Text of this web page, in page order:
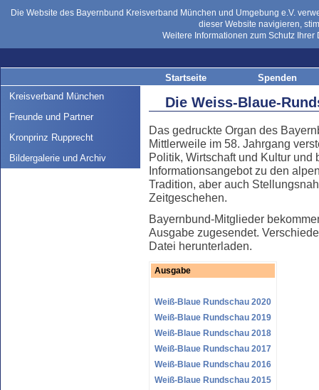
Die Website des Bayernbund Kreisverband München und Umgebung e.V.
dieser Website navigieren,
Weitere Informationen zum Schutz
Startseite
Spenden
Kreisverband München
Freunde und Partner
Kronprinz Rupprecht
Bildergalerie und Archiv
Die Weiss-Blaue-
Das gedruckte Organ des
Mittlerweile im 58. Jahrgang
Politik, Wirtschaft und Kultur und
Informationsangebot zu den
Tradition, aber auch
Zeitgeschehen.
Bayernbund-Mitglieder
Ausgabe zugesendet.
Datei herunterladen.
Ausgabe
Weiß-Blaue Rundschau 2020
Weiß-Blaue Rundschau 2019
Weiß-Blaue Rundschau 2018
Weiß-Blaue Rundschau 2017
Weiß-Blaue Rundschau 2016
Weiß-Blaue Rundschau 2015